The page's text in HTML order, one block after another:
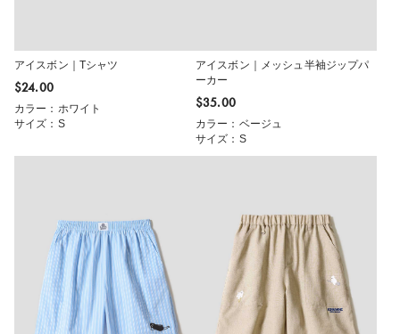
アイスボン｜Tシャツ
$‌24.00
カラー：ホワイト
サイズ：S
アイスボン｜メッシュ半袖ジップパ
ーカー
$‌35.00
カラー：ベージュ
サイズ：S